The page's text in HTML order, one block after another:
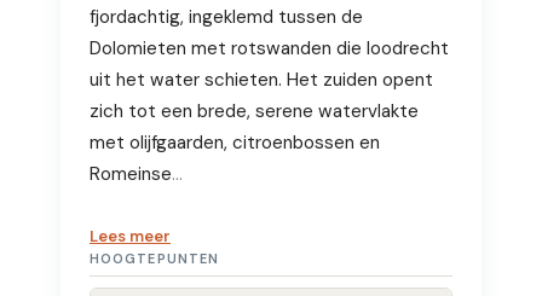
fjordachtig, ingeklemd tussen de
Dolomieten met rotswanden die loodrecht
uit het water schieten. Het zuiden opent
zich tot een brede, serene watervlakte
met olijfgaarden, citroenbossen en
Romeinse…
Lees meer
HOOGTEPUNTEN